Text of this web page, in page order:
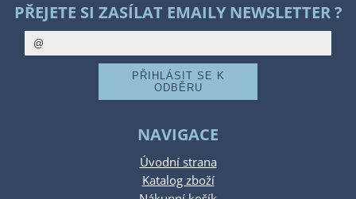
PŘEJETE SI ZASÍLAT EMAILY NEWSLETTER ?
NAVIGACE
Úvodní strana
Katalog zboží